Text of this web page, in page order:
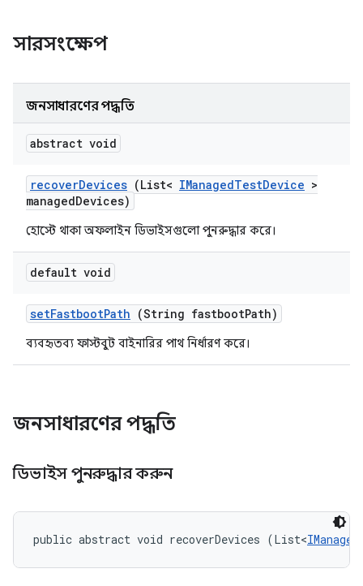
সারসংক্ষেপ
জনসাধারণের পদ্ধতি
abstract void
recoverDevices (List< IManagedTestDevice >
managedDevices)
হোস্টে থাকা অফলাইন ডিভাইসগুলো পুনরুদ্ধার করে।
default void
setFastbootPath (String fastbootPath)
ব্যবহৃতব্য ফাস্টবুট বাইনারির পাথ নির্ধারণ করে।
জনসাধারণের পদ্ধতি
ডিভাইস পুনরুদ্ধার করুন
public abstract void recoverDevices (List<